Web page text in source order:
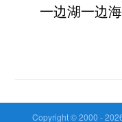
一边湖一边
Copyright © 2000 -